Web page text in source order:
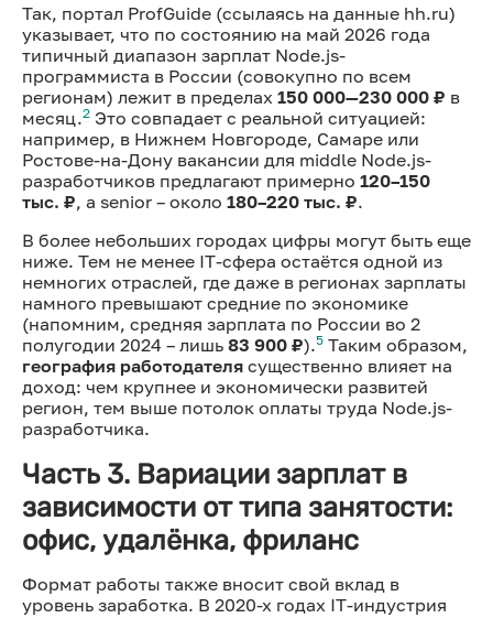
Так, портал ProfGuide (ссылаясь на данные hh.ru)
указывает, что по состоянию на май 2026 года
типичный диапазон зарплат Node.js-
программиста в России (совокупно по всем
регионам) лежит в пределах 150 000—230 000 ₽ в
месяц.2 Это совпадает с реальной ситуацией:
например, в Нижнем Новгороде, Самаре или
Ростове-на-Дону вакансии для middle Node.js-
разработчиков предлагают примерно 120–150
тыс. ₽, а senior – около 180–220 тыс. ₽.
В более небольших городах цифры могут быть еще
ниже. Тем не менее IT-сфера остаётся одной из
немногих отраслей, где даже в регионах зарплаты
намного превышают средние по экономике
(напомним, средняя зарплата по России во 2
полугодии 2024 – лишь 83 900 ₽).5 Таким образом,
география работодателя существенно влияет на
доход: чем крупнее и экономически развитей
регион, тем выше потолок оплаты труда Node.js-
разработчика.
Часть 3. Вариации зарплат в
зависимости от типа занятости:
офис, удалёнка, фриланс
Формат работы также вносит свой вклад в
уровень заработка. В 2020-х годах IT-индустрия